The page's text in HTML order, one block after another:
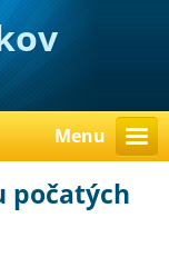
Menu
počatých